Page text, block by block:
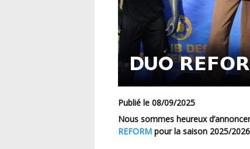
DUO
Publié le 08/09/2025
Nous sommes heureux
REFORM pour la saison 2025/